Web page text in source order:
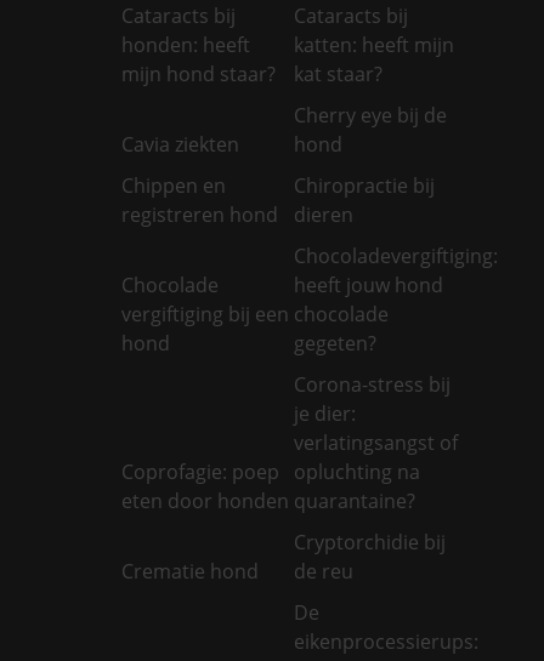
Cataracts bij
honden: heeft
mijn hond staar?
Cataracts bij
katten: heeft mijn
kat staar?
Cavia ziekten
Cherry eye bij de
hond
Chippen en
registreren hond
Chiropractie bij
dieren
Chocolade
vergiftiging bij een
hond
Chocoladevergiftiging:
heeft jouw hond
chocolade
gegeten?
Coprofagie: poep
eten door honden
Corona-stress bij
je dier:
verlatingsangst of
opluchting na
quarantaine?
Crematie hond
Cryptorchidie bij
de reu
De
eikenprocessierups: